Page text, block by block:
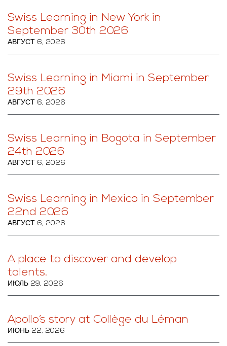
Swiss Learning in New York in
September 30th 2026
АВГУСТ 6, 2026
Swiss Learning in Miami in September
29th 2026
АВГУСТ 6, 2026
Swiss Learning in Bogota in September
24th 2026
АВГУСТ 6, 2026
Swiss Learning in Mexico in September
22nd 2026
АВГУСТ 6, 2026
A place to discover and develop
talents.
ИЮЛЬ 29, 2026
Apollo’s story at Collège du Léman
ИЮНЬ 22, 2026